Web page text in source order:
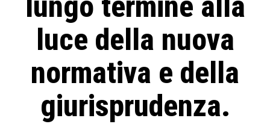
luce della nuova
normativa e della
giurisprudenza.